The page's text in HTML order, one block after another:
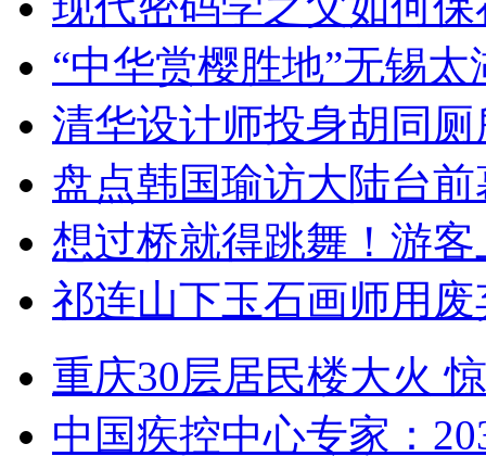
“中华赏樱胜地”无锡
清华设计师投身胡同
盘点韩国瑜访大陆台
想过桥就得跳舞！游客
祁连山下玉石画师用
重庆30层居民楼大火
中国疾控中心专家：